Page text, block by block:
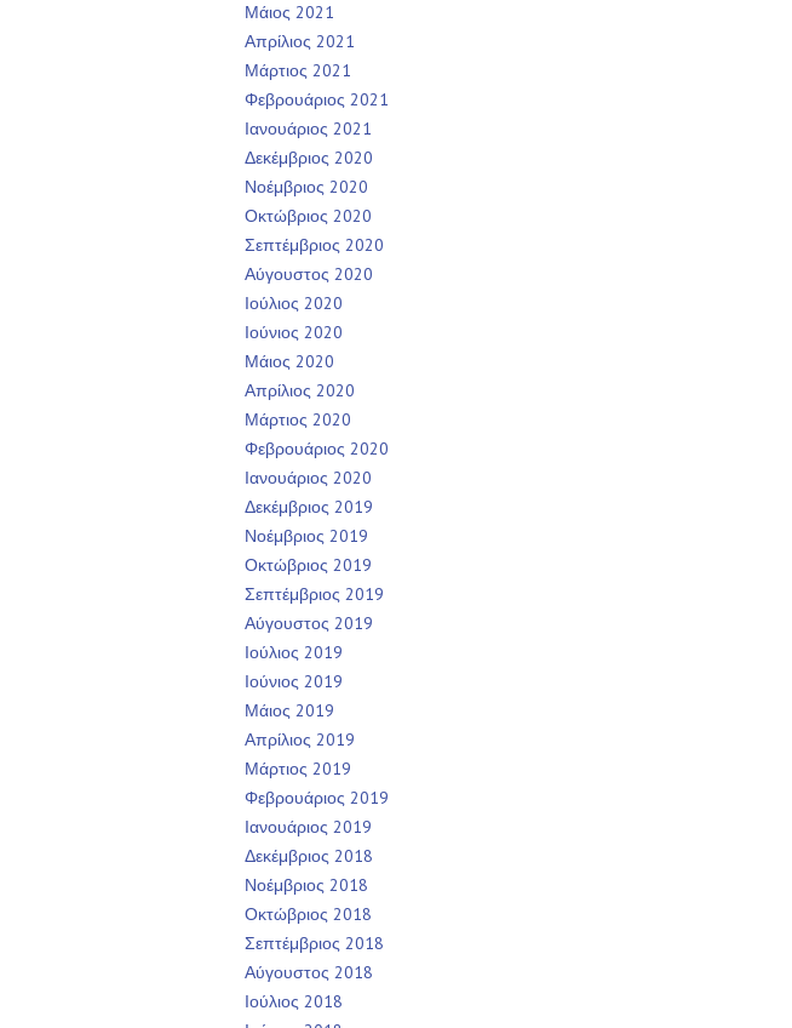
Μάιος 2021
Απρίλιος 2021
Μάρτιος 2021
Φεβρουάριος 2021
Ιανουάριος 2021
Δεκέμβριος 2020
Νοέμβριος 2020
Οκτώβριος 2020
Σεπτέμβριος 2020
Αύγουστος 2020
Ιούλιος 2020
Ιούνιος 2020
Μάιος 2020
Απρίλιος 2020
Μάρτιος 2020
Φεβρουάριος 2020
Ιανουάριος 2020
Δεκέμβριος 2019
Νοέμβριος 2019
Οκτώβριος 2019
Σεπτέμβριος 2019
Αύγουστος 2019
Ιούλιος 2019
Ιούνιος 2019
Μάιος 2019
Απρίλιος 2019
Μάρτιος 2019
Φεβρουάριος 2019
Ιανουάριος 2019
Δεκέμβριος 2018
Νοέμβριος 2018
Οκτώβριος 2018
Σεπτέμβριος 2018
Αύγουστος 2018
Ιούλιος 2018